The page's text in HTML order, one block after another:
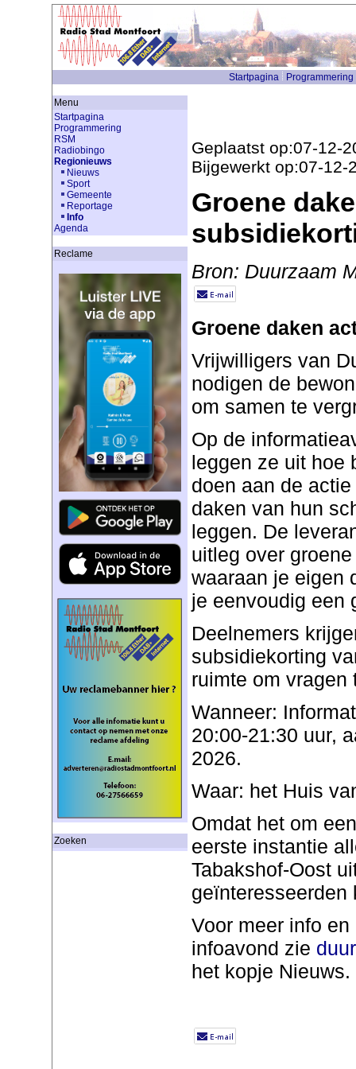
Startpagina Programmering
Menu
Startpagina
Programmering
RSM
Radiobingo
Regionieuws
Nieuws
Sport
Gemeente
Reportage
Info
Agenda
Reclame
Zoeken
Geplaatst op:07-12-
Bijgewerkt op:07-12-
Groene
Bron: Duurzaam
Groene daken
Vrijwilligers van
nodigen de
om samen te
Op de
leggen ze uit hoe
doen aan de
daken van hun
leggen. De
uitleg over
waaraan je eigen
je eenvoudig een
Deelnemers
subsidiekorting
ruimte om vragen
Wanneer:
20:00-21:30 uur,
2026.
Waar: het Huis
Omdat het om
eerste instantie
Tabakshof-Oost
geïnteresseerden
Voor meer info
infoavond zie
het kopje Nieuws.